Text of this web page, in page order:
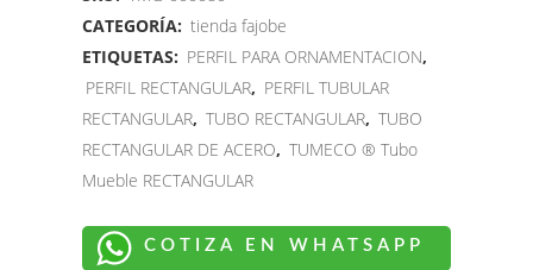
CATEGORÍA: tienda fajobe
ETIQUETAS: PERFIL PARA ORNAMENTACION,
PERFIL RECTANGULAR, PERFIL TUBULAR
RECTANGULAR, TUBO RECTANGULAR, TUBO
RECTANGULAR DE ACERO, TUMECO ® Tubo
Mueble RECTANGULAR
COTIZA EN WHATSAPP